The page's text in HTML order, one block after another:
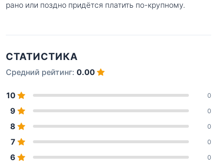
рано или поздно придётся платить по-крупному.
СТАТИСТИКА
Средний рейтинг: 0.00
10 0
9 0
8 0
7 0
6 0